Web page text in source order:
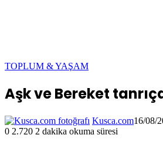
TOPLUM & YAŞAM
Aşk ve Bereket
Kusca.com16/08/
0 2.720 2 dakika okuma süresi